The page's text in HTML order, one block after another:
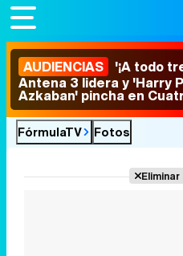
AUDIENCIAS '¡A todo
Antena 3 lidera y 'Harry
Azkaban' pincha en
FórmulaTV Fotos
Eliminar